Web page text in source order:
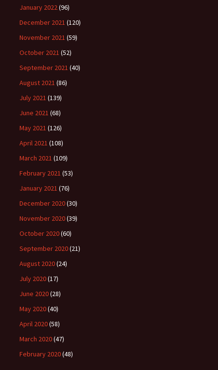
January 2022(96)
December 2021 (120)
November 2021 (59)
October 2021 (52)
September 2021 (40)
August 2021 (86)
July 2021 (139)
June 2021 (68)
May 2021 (126)
April 2021 (108)
March 2021 (109)
February 2021 (53)
January 2021 (76)
December 2020(30)
November 2020(39)
October 2020(60)
September 2020(21)
August 2020(24)
July 2020(17)
June 2020(28)
May 2020(40)
April 2020(58)
March 2020(47)
February 2020(48)